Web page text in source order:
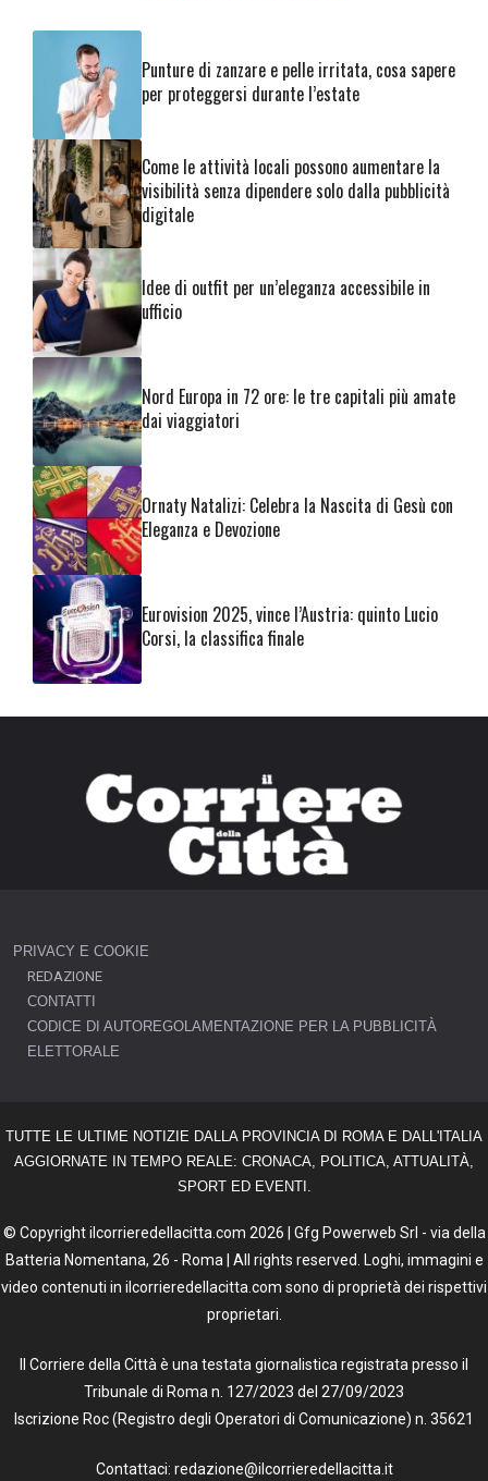
Punture di zanzare e pelle irritata, cosa sapere
per proteggersi durante l’estate
Come le attività locali possono aumentare la
visibilità senza dipendere solo dalla pubblicità
digitale
Idee di outfit per un’eleganza accessibile in
ufficio
Nord Europa in 72 ore: le tre capitali più amate
dai viaggiatori
Ornaty Natalizi: Celebra la Nascita di Gesù con
Eleganza e Devozione
Eurovision 2025, vince l’Austria: quinto Lucio
Corsi, la classifica finale
PRIVACY E COOKIE
REDAZIONE
CONTATTI
CODICE DI AUTOREGOLAMENTAZIONE PER LA PUBBLICITÀ
ELETTORALE
TUTTE LE ULTIME NOTIZIE DALLA PROVINCIA DI ROMA E DALL'ITALIA
AGGIORNATE IN TEMPO REALE: CRONACA, POLITICA, ATTUALITÀ,
SPORT ED EVENTI.
© Copyright ilcorrieredellacitta.com 2026 | Gfg Powerweb Srl - via della
Batteria Nomentana, 26 - Roma | All rights reserved. Loghi, immagini e
video contenuti in ilcorrieredellacitta.com sono di proprietà dei rispettivi
proprietari.
Il Corriere della Città è una testata giornalistica registrata presso il
Tribunale di Roma n. 127/2023 del 27/09/2023
Iscrizione Roc (Registro degli Operatori di Comunicazione) n. 35621
Contattaci: redazione@ilcorrieredellacitta.it